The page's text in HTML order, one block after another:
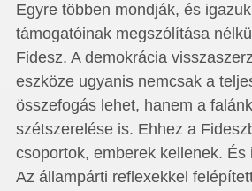
Egyre többen mondják, és
támogatóinak megszólítása
Fidesz. A demokrácia
eszköze ugyanis nemcsak a
összefogás lehet, hanem a
szétszerelése is. Ehhez a
csoportok, emberek kellenek. És
Az állampárti reflexekkel